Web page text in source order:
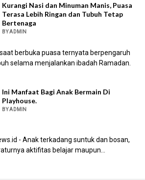
Kurangi Nasi dan Minuman Manis, Puasa
Terasa Lebih Ringan dan Tubuh Tetap
Bertenaga
BY ADMIN
berbuka puasa ternyata berpengaruh
selama menjalankan ibadah Ramadan.
Ini Manfaat Bagi Anak Bermain Di
Playhouse.
BY ADMIN
- Anak terkadang suntuk dan bosan,
aktifitas belajar maupun...